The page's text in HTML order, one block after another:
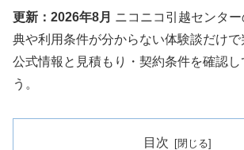
更新：2026年8月 ニコニコ引越センタ
典や利用条件が分からない体験談だけ
公式情報と見積もり・契約条件を確認し
う。
目次